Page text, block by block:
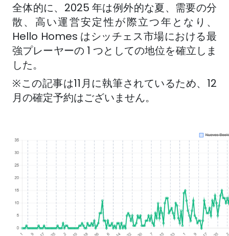
全体的に、2025 年は例外的な夏、需要の分
散、高い運営安定性が際立つ年となり、
Hello Homes はシッチェス市場における最
強プレーヤーの 1 つとしての地位を確立しま
した。
※この記事は11月に執筆されているため、12
月の確定予約はございません。